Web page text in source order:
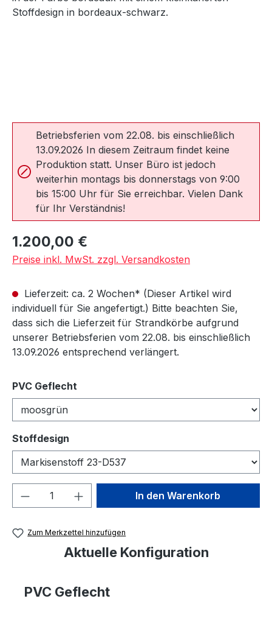
Betriebsferien vom 22.08. bis einschließlich
13.09.2026 In diesem Zeitraum findet keine
Produktion statt. Unser Büro ist jedoch
weiterhin montags bis donnerstags von 9:00
bis 15:00 Uhr für Sie erreichbar. Vielen Dank
für Ihr Verständnis!
Regulärer Preis:
1.200,00 €
Preise inkl. MwSt. zzgl. Versandkosten
Lieferzeit: ca. 2 Wochen* (Dieser Artikel wird
individuell für Sie angefertigt.) Bitte beachten Sie,
dass sich die Lieferzeit für Strandkörbe aufgrund
unserer Betriebsferien vom 22.08. bis einschließlich
13.09.2026 entsprechend verlängert.
PVC Geflecht
Stoffdesign
Produkt Anzahl: Gib denIn den Warenkorb
Zum Merkzettel hinzufügen
Aktuelle Konfiguration
PVC Geflecht